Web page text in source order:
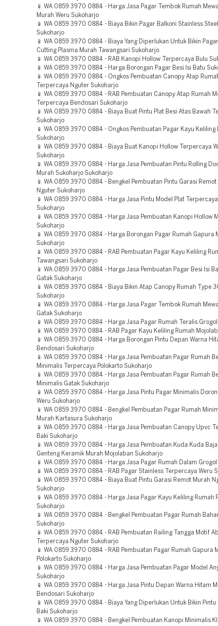
📱 WA 0859 3970 0884 - Harga Jasa Pagar Tembok Rumah
Murah Weru Sukoharjo
📱 WA 0859 3970 0884 - Biaya Bikin Pagar Balkoni Stainless
Sukoharjo
📱 WA 0859 3970 0884 - Biaya Yang Diperlukan Untuk Bikin
Cutting Plasma Murah Tawangsari Sukoharjo
📱 WA 0859 3970 0884 - RAB Kanopi Hollow Terpercaya Bulu
📱 WA 0859 3970 0884 - Harga Borongan Pagar Besi Isi Batu
📱 WA 0859 3970 0884 - Ongkos Pembuatan Canopy Atap
Terpercaya Nguter Sukoharjo
📱 WA 0859 3970 0884 - RAB Pembuatan Canopy Atap Rumah
Terpercaya Bendosari Sukoharjo
📱 WA 0859 3970 0884 - Biaya Buat Pintu Plat Besi Atas Bawah
Sukoharjo
📱 WA 0859 3970 0884 - Ongkos Pembuatan Pagar Kayu Keliling
Sukoharjo
📱 WA 0859 3970 0884 - Biaya Buat Kanopi Hollow Terpercaya
Sukoharjo
📱 WA 0859 3970 0884 - Harga Jasa Pembuatan Pintu Rolling
Murah Sukoharjo Sukoharjo
📱 WA 0859 3970 0884 - Bengkel Pembuatan Pintu Garasi Remot
Nguter Sukoharjo
📱 WA 0859 3970 0884 - Harga Jasa Pintu Model Plat
Sukoharjo
📱 WA 0859 3970 0884 - Harga Jasa Pembuatan Kanopi Hollow
Sukoharjo
📱 WA 0859 3970 0884 - Harga Borongan Pagar Rumah Gapura
Sukoharjo
📱 WA 0859 3970 0884 - RAB Pembuatan Pagar Kayu Keliling
Tawangsari Sukoharjo
📱 WA 0859 3970 0884 - Harga Jasa Pembuatan Pagar Besi Isi
Gatak Sukoharjo
📱 WA 0859 3970 0884 - Biaya Bikin Atap Canopy Rumah Type
Sukoharjo
📱 WA 0859 3970 0884 - Harga Jasa Pagar Tembok Rumah
Gatak Sukoharjo
📱 WA 0859 3970 0884 - Harga Jasa Pagar Rumah Teralis
📱 WA 0859 3970 0884 - RAB Pagar Kayu Keliling Rumah
📱 WA 0859 3970 0884 - Harga Borongan Pintu Depan Warna
Bendosari Sukoharjo
📱 WA 0859 3970 0884 - Harga Jasa Pembuatan Pagar Rumah
Minimalis Terpercaya Polokarto Sukoharjo
📱 WA 0859 3970 0884 - Harga Jasa Pembuatan Pagar Rumah
Minimalis Gatak Sukoharjo
📱 WA 0859 3970 0884 - Harga Jasa Pintu Pagar Minimalis
Weru Sukoharjo
📱 WA 0859 3970 0884 - Bengkel Pembuatan Pagar Rumah
Murah Kartasura Sukoharjo
📱 WA 0859 3970 0884 - Harga Jasa Pembuatan Canopy Upvc
Baki Sukoharjo
📱 WA 0859 3970 0884 - Harga Jasa Pembuatan Kuda Kuda
Genteng Keramik Murah Mojolaban Sukoharjo
📱 WA 0859 3970 0884 - Harga Jasa Pagar Rumah Dalam
📱 WA 0859 3970 0884 - RAB Pagar Stainless Terpercaya Weru
📱 WA 0859 3970 0884 - Biaya Buat Pintu Garasi Remot Murah
Sukoharjo
📱 WA 0859 3970 0884 - Harga Jasa Pagar Kayu Keliling Rumah
Sukoharjo
📱 WA 0859 3970 0884 - Bengkel Pembuatan Pagar Rumah
Sukoharjo
📱 WA 0859 3970 0884 - RAB Pembuatan Railing Tangga Motif
Terpercaya Nguter Sukoharjo
📱 WA 0859 3970 0884 - RAB Pembuatan Pagar Rumah Gapura
Polokarto Sukoharjo
📱 WA 0859 3970 0884 - Harga Jasa Pembuatan Pagar Model
Sukoharjo
📱 WA 0859 3970 0884 - Harga Jasa Pintu Depan Warna Hitam
Bendosari Sukoharjo
📱 WA 0859 3970 0884 - Biaya Yang Diperlukan Untuk Bikin Pintu
Baki Sukoharjo
📱 WA 0859 3970 0884 - Bengkel Pembuatan Kanopi Minimalis